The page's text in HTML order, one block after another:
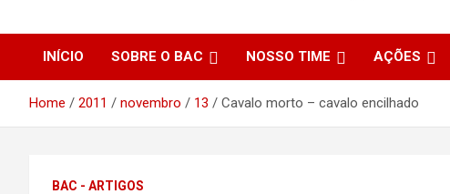
Arquibancada Colorada
INÍCIO SOBRE O BAC NOSSO TIME AÇÕES
Home 2011 novembro 13 Cavalo morto – cavalo encilhado
BAC - ARTIGOS